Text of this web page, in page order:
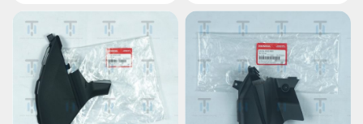
cho các thiết bị điện tử như đồng hồ đo tốc độ, đồng hồ
đo quãng đường, hệ thống điều khiển điện tử và các
thiết bị khác. Cuộn dây máy phát điện có vai trò sạc pin
liên tục khi xe máy hoạt động, để duy trì pin luôn ở mức
năng lượng cao nhất.
Hỗ trợ các thiết bị điện tử: Trên những mẫu xe máy